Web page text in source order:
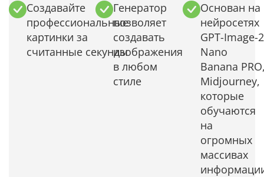
Создавайте
профессиональные
картинки за
считанные секунды
Генератор
позволяет
создавать
изображения
в любом
стиле
Основан на
нейросетях
GPT-Image-
Nano
Banana
Midjourney,
которые
обучаются
на
огромных
массивах